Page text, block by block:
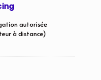
autorisée
à distance)